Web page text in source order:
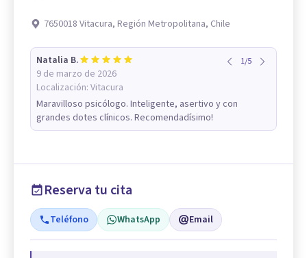
7650018 Vitacura, Región Metropolitana, Chile
Natalia B.
9 de marzo de 2026
Localización: Vitacura
1/5
Maravilloso psicólogo. Inteligente, asertivo y con
grandes dotes clínicos. Recomendadísimo!
Reserva tu cita
Teléfono WhatsApp Email